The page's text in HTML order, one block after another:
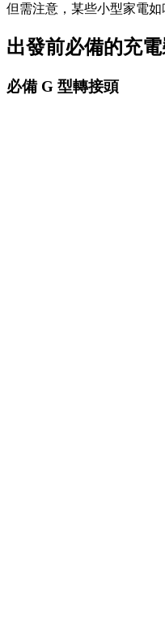
但需注意，某些小型家電
出發前必備的充
必備 G 型轉接頭